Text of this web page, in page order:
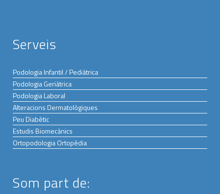
Serveis
Podologia Infantil / Pediàtrica
Podologia Geriàtrica
Podologia Laboral
Alteracions Dermatològiques
Peu Diabètic
Estudis Biomecànics
Ortopodologia Ortopèdia
Som part de: